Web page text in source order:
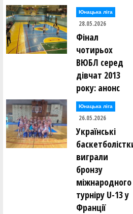
Юнацька ліга
28.05.2026
Фінал
чотирьох
ВЮБЛ серед
дівчат 2013
року: анонс
Юнацька ліга
26.05.2026
Українські
виграли
бронзу
міжнародного
турніру U-13 у
Франції